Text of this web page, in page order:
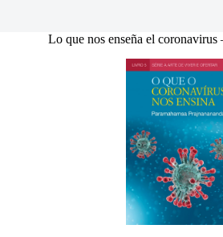
Lo que nos enseña el coronavirus